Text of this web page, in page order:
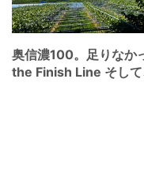
奥信濃100。足りなか
the Finish Line そして